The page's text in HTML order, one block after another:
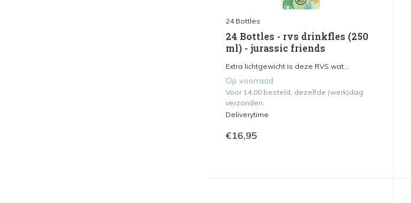
24 Bottles
24 Bottles - rvs drinkfles (250
ml) - jurassic friends
Extra lichtgewicht is deze RVS wat...
Op voorraad
Voor 14.00 besteld, dezelfde (werk)dag
verzonden.
Deliverytime
€16,95